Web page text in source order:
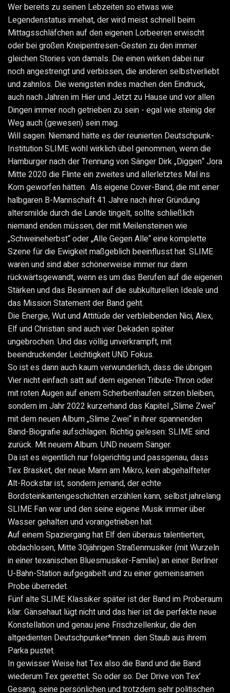
Wer bereits zu seinen Lebzeiten so etwas wie
Legendenstatus innehat, der wird meist schnell beim
Mittagsschläfchen auf den eigenen Lorbeeren erwischt
oder bei großen Kneipentresen-Gesten zu den immer
gleichen Stories von damals. Die einen wirken dabei nur
noch angestrengt und verbissen, die anderen selbstverliebt
und zahnlos. Die wenigsten indes machen den Eindruck,
auch nach Jahren im Hier und Jetzt zu Hause und vor allen
Dingen immer noch getrieben zu sein - egal wie steinig der
Weg auch (gewesen) sein mag.
Will sagen: Niemand hätte es der reunierten Deutschpunk-
Institution SLIME wohl wirklich übel genommen, wenn die
Hamburger nach der Trennung von Sänger Dirk „Diggen“ Jora
Mitte 2020 die Flinte ein zweites und allerletztes Mal ins
Korn geworfen hätten. Als eigene Cover-Band, die mit einer
halbgaren B-Mannschaft 41 Jahre nach ihrer Gründung
altersmilde durch die Lande tingelt, sollte schließlich
niemand enden müssen, der mit Meilensteinen wie
„Schweineherbst“ oder „Alle Gegen Alle“ eine komplette
Szene für die Ewigkeit maßgeblich beeinflusst hat. SLIME
waren und sind aber schönerweise immer nur dann
rückwärtsgewandt, wenn es um das Berufen auf die eigenen
Stärken und das Besinnen auf die subkulturellen Ideale und
das Mission Statement der Band geht.
Die Energie, Wut und Attitüde der verbleibenden Nici, Alex,
Elf und Christian sind auch vier Dekaden später
ungebrochen. Und das völlig unverkrampft, mit
beeindruckender Leichtigkeit UND Fokus.
So ist es dann auch kaum verwunderlich, dass die übrigen
Vier nicht einfach satt auf dem eigenen Tribute-Thron oder
mit roten Augen auf einem Scherbenhaufen sitzen bleiben,
sondern im Jahr 2022 kurzerhand das Kapitel „Slime Zwei“
mit dem neuen Album „Slime Zwei“ in ihrer spannenden
Band-Biografie aufschlagen. Richtig gelesen: SLIME sind
zurück. Mit neuem Album. UND neuem Sänger.
Da ist es eigentlich nur folgerichtig und passgenau, dass
Tex Brasket, der neue Mann am Mikro, kein abgehalfteter
Alt-Rockstar ist, sondern jemand, der echte
Bordsteinkantengeschichten erzählen kann, selbst jahrelang
SLIME Fan war und den seine eigene Musik immer über
Wasser gehalten und vorangetrieben hat.
Auf einem Spaziergang hat Elf den überaus talentierten,
obdachlosen, Mitte 30jährigen Straßenmusiker (mit Wurzeln
in einer texanischen Bluesmusiker-Familie) an einer Berliner
U-Bahn-Station aufgegabelt und zu einer gemeinsamen
Probe überredet.
Fünf alte SLIME Klassiker später ist der Band im Proberaum
klar: Gänsehaut lügt nicht und das hier ist die perfekte neue
Konstellation und genau jene Frischzellenkur, die den
altgedienten Deutschpunker*innen den Staub aus ihrem
Parka pustet.
In gewisser Weise hat Tex also die Band und die Band
wiederum Tex gerettet. So oder so: Der Drive von Tex’
Gesang, seine persönlichen und trotzdem sehr politischen